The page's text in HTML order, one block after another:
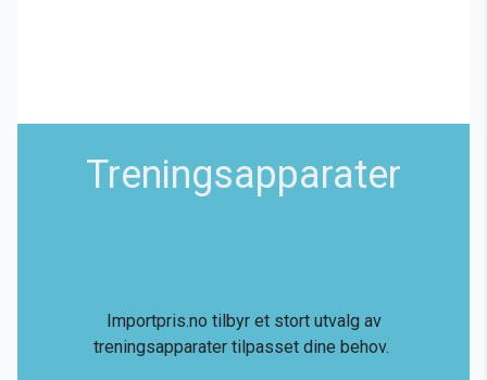
Treningsapparater
Importpris.no tilbyr et stort utvalg av
treningsapparater tilpasset dine behov.